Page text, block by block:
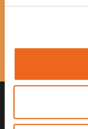
* - pole wymagane